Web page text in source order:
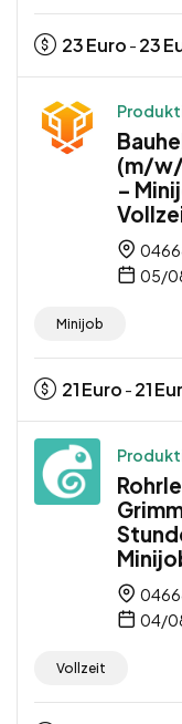
23Euro - 23
(m/w/
–
05/
Minijob
21Euro - 21
04/
Vollzeit